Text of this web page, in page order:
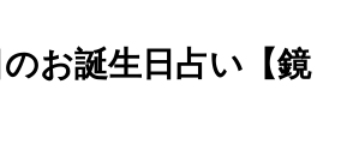
お誕生日占い【鏡